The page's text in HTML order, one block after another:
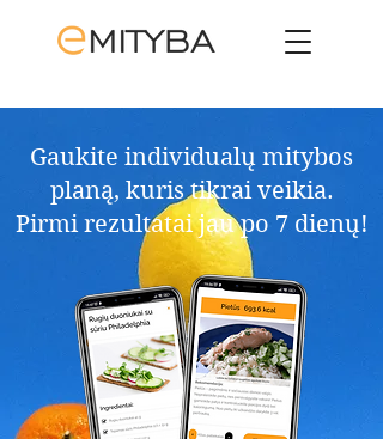
Gaukite individualų mitybos
planą, kuris tikrai veikia.​
Pirmi rezultatai jau po 7 dienų!